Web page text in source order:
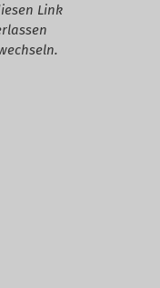
Link